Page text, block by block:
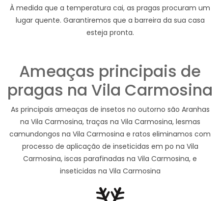
À medida que a temperatura cai, as pragas procuram um
lugar quente. Garantiremos que a barreira da sua casa
esteja pronta.
Ameaças principais de
pragas na Vila Carmosina
As principais ameaças de insetos no outorno são Aranhas
na Vila Carmosina, traças na Vila Carmosina, lesmas
camundongos na Vila Carmosina e ratos eliminamos com
processo de aplicação de inseticidas em po na Vila
Carmosina, iscas parafinadas na Vila Carmosina, e
inseticidas na Vila Carmosina